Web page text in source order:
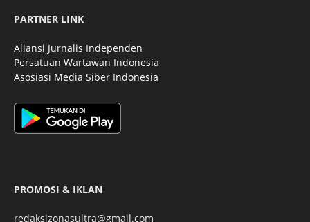
PARTNER LINK
Aliansi Jurnalis Independen
Persatuan Wartawan Indonesia
Asosiasi Media Siber Indonesia
PROMOSI & IKLAN
redaksizonasultra@gmail.com